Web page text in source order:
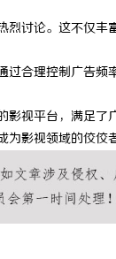
讨论。这不仅丰
合理控制广告频
视平台，满足了
影视领域的佼佼
干燥